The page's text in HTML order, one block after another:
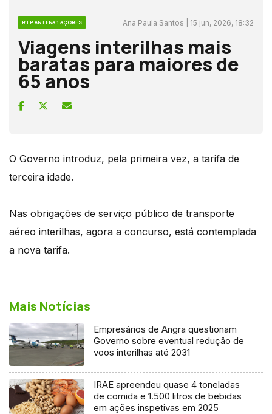
RTP ANTENA 1 AÇORES Ana Paula Santos | 15 jun, 2026, 18:32
Viagens interilhas mais
baratas para maiores de
65 anos
O Governo introduz, pela primeira vez, a tarifa de
terceira idade.
Nas obrigações de serviço público de transporte
aéreo interilhas, agora a concurso, está contemplada
a nova tarifa.
Mais Notícias
Empresários de Angra questionam
Governo sobre eventual redução de
voos interilhas até 2031
IRAE apreendeu quase 4 toneladas
de comida e 1.500 litros de bebidas
em ações inspetivas em 2025